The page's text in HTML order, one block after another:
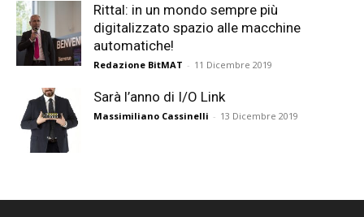
Rittal: in un mondo sempre più
digitalizzato spazio alle macchine
automatiche!
Redazione BitMAT - 11 Dicembre 2019
Sarà l’anno di I/O Link
Massimiliano Cassinelli - 13 Dicembre 2019